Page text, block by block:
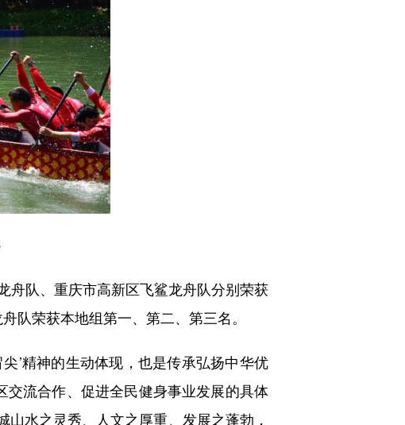
队、重庆市高新区飞鲨龙舟队分别荣获
队荣获本地组第一、第二、第三名。
’精神的生动体现，也是传承弘扬中华优
流合作、促进全民健身事业发展的具体
水之灵秀、人文之厚重、发展之蓬勃，